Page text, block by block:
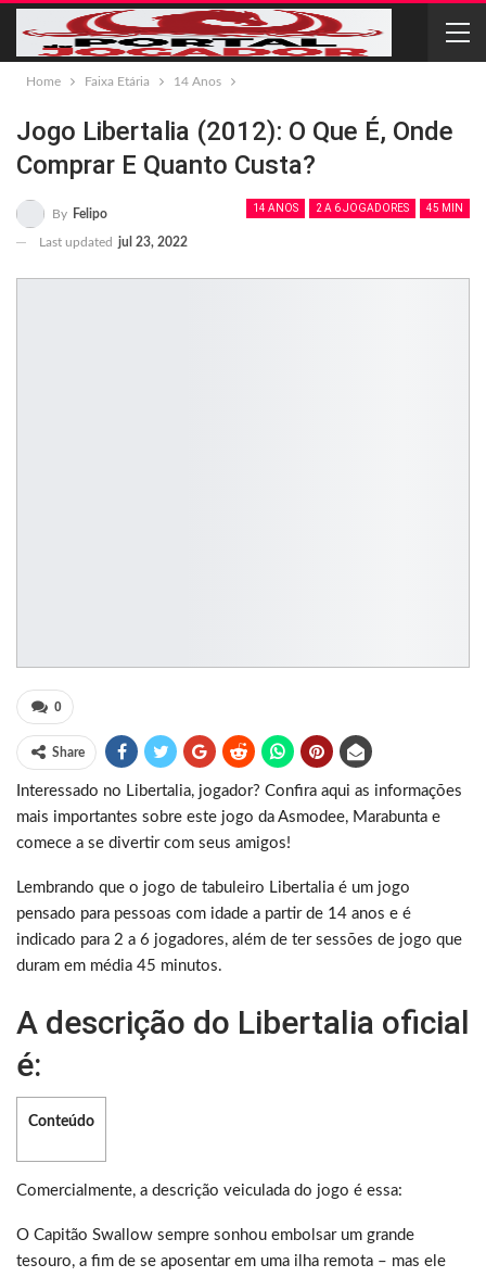
Home Faixa Etária 14 Anos
Jogo Libertalia (2012): O Que É, Onde
Comprar E Quanto Custa?
14 ANOS 2 A 6 JOGADORES 45 MIN
By Felipo
Last updated jul 23, 2022
0
Share
Interessado no Libertalia, jogador? Confira aqui as informações
mais importantes sobre este jogo da Asmodee, Marabunta e
comece a se divertir com seus amigos!
Lembrando que o jogo de tabuleiro Libertalia é um jogo
pensado para pessoas com idade a partir de 14 anos e é
indicado para 2 a 6 jogadores, além de ter sessões de jogo que
duram em média 45 minutos.
A descrição do Libertalia oficial
é:
Conteúdo
Comercialmente, a descrição veiculada do jogo é essa:
O Capitão Swallow sempre sonhou embolsar um grande
tesouro, a fim de se aposentar em uma ilha remota – mas ele